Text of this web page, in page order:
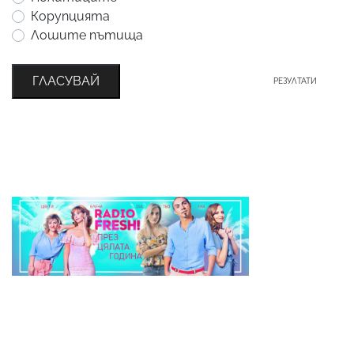
Корупцията
Лошите пътища
ГЛАСУВАЙ РЕЗУЛТАТИ